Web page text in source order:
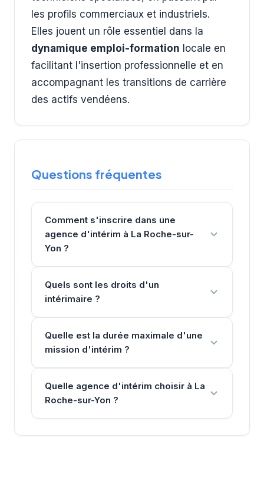
les profils commerciaux et industriels.
Elles jouent un rôle essentiel dans la
dynamique emploi-formation locale en
facilitant l'insertion professionnelle et en
accompagnant les transitions de carrière
des actifs vendéens.
Questions fréquentes
Comment s'inscrire dans une
agence d'intérim à La Roche-sur-
Yon ?
Quels sont les droits d'un
intérimaire ?
Quelle est la durée maximale d'une
mission d'intérim ?
Quelle agence d'intérim choisir à La
Roche-sur-Yon ?